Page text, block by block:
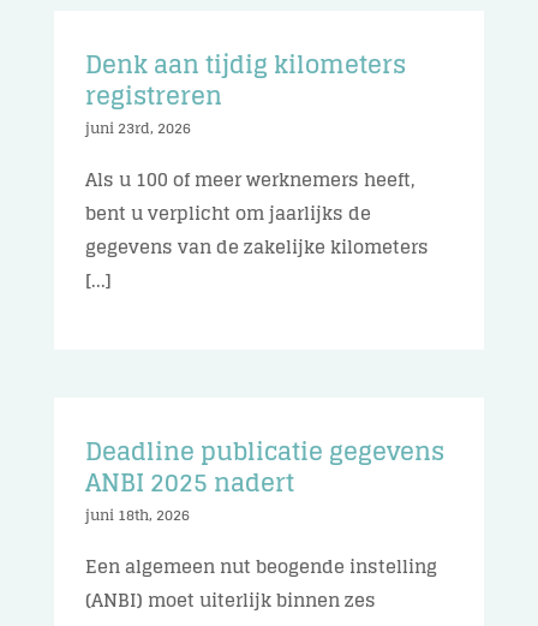
Denk aan tijdig kilometers
registreren
juni 23rd, 2026
Als u 100 of meer werknemers heeft,
bent u verplicht om jaarlijks de
gegevens van de zakelijke kilometers
[...]
Deadline publicatie gegevens
ANBI 2025 nadert
juni 18th, 2026
Een algemeen nut beogende instelling
(ANBI) moet uiterlijk binnen zes